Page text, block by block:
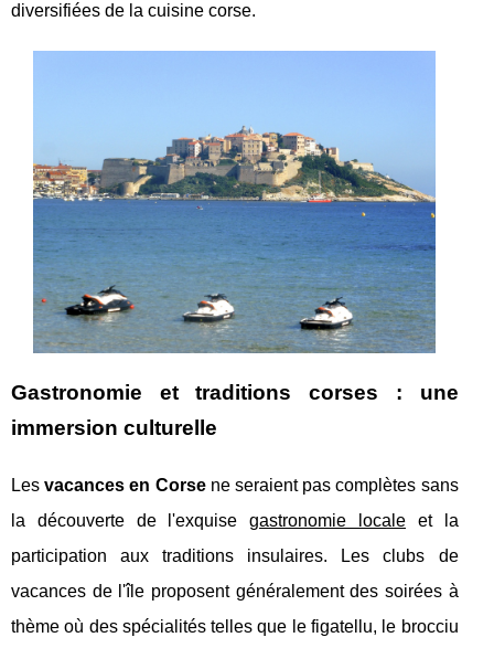
diversifiées de la cuisine corse.
Gastronomie et traditions corses : une
immersion culturelle
Lesvacances en Corsene seraient pas complètes sans
la découverte de l'exquisegastronomie locale et la
participation aux traditions insulaires. Les clubs de
vacances de l'île proposent généralement des soirées à
thème où des spécialités telles que le figatellu, le brocciu